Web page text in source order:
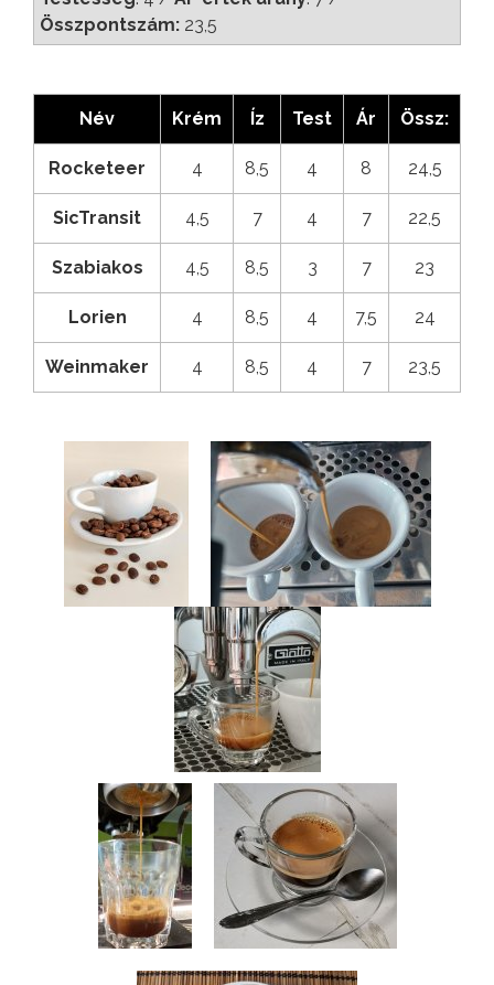
Összpontszám: 23,5
Név Krém Íz Test Ár Össz:
Rocketeer 4 8,5 4 8 24,5
SicTransit 4,5 7 4 7 22,5
Szabiakos 4,5 8,5 3 7 23
Lorien 4 8,5 4 7,5 24
Weinmaker 4 8,5 4 7 23,5